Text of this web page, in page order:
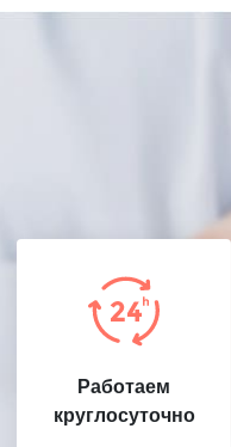
Работаем
круглосуточно